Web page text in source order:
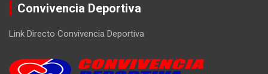
Convivencia Deportiva
Link Directo Convivencia Deportiva